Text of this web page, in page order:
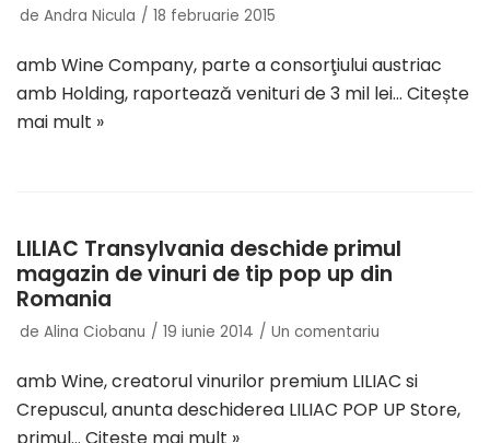
de Andra Nicula 18 februarie 2015
amb Wine Company, parte a consorţiului austriac
amb Holding, raportează venituri de 3 mil lei… Citește
mai mult »
LILIAC Transylvania deschide primul
magazin de vinuri de tip pop up din
Romania
de Alina Ciobanu 19 iunie 2014 Un comentariu
amb Wine, creatorul vinurilor premium LILIAC si
Crepuscul, anunta deschiderea LILIAC POP UP Store,